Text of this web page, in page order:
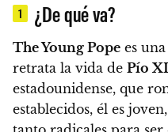
1 ¿De qué va?
The Young Pope es
retrata la vida de Pío
estadounidense, que
establecidos, él es